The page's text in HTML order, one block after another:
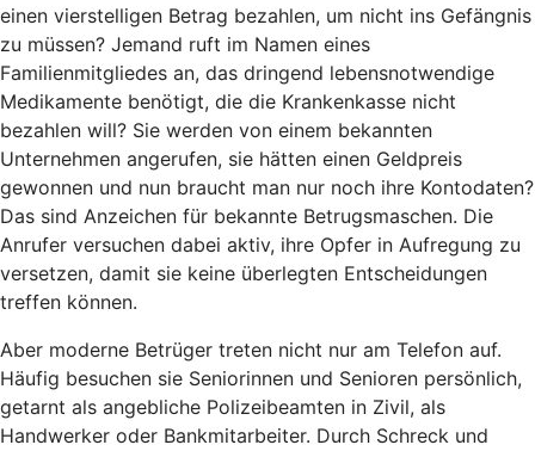
einen vierstelligen Betrag bezahlen, um nicht ins Gefängnis
zu müssen? Jemand ruft im Namen eines
Familienmitgliedes an, das dringend lebensnotwendige
Medikamente benötigt, die die Krankenkasse nicht
bezahlen will? Sie werden von einem bekannten
Unternehmen angerufen, sie hätten einen Geldpreis
gewonnen und nun braucht man nur noch ihre Kontodaten?
Das sind Anzeichen für bekannte Betrugsmaschen. Die
Anrufer versuchen dabei aktiv, ihre Opfer in Aufregung zu
versetzen, damit sie keine überlegten Entscheidungen
treffen können.
Aber moderne Betrüger treten nicht nur am Telefon auf.
Häufig besuchen sie Seniorinnen und Senioren persönlich,
getarnt als angebliche Polizeibeamten in Zivil, als
Handwerker oder Bankmitarbeiter. Durch Schreck und